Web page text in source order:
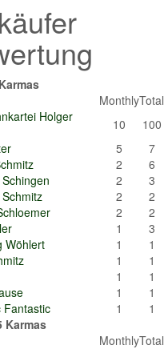
MonthlyTotal
Holger
10
100
5
7
2
6
2
3
2
2
2
2
1
3
Wöhlert
1
1
1
1
1
1
1
1
Fantastic
1
1
Karmas
MonthlyTotal